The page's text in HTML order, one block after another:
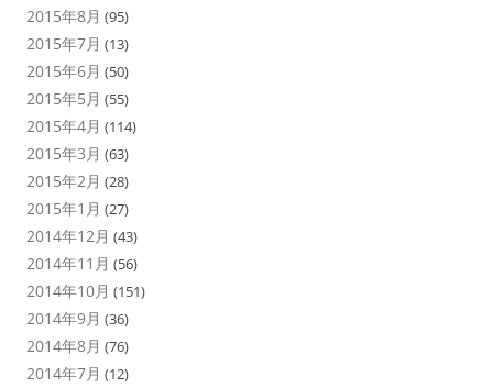
2015年8月 (95)
2015年7月 (13)
2015年6月 (50)
2015年5月 (55)
2015年4月 (114)
2015年3月 (63)
2015年2月 (28)
2015年1月 (27)
2014年12月 (43)
2014年11月 (56)
2014年10月 (151)
2014年9月 (36)
2014年8月 (76)
2014年7月 (12)